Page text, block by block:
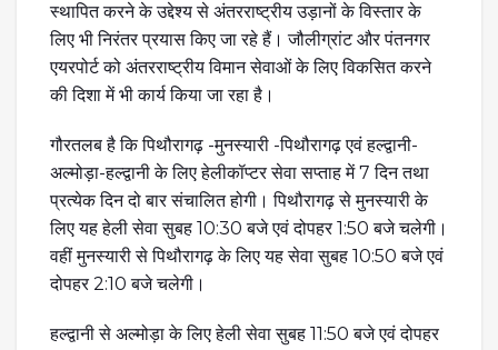
स्थापित करने के उद्देश्य से अंतरराष्ट्रीय उड़ानों के विस्तार के
लिए भी निरंतर प्रयास किए जा रहे हैं। जौलीग्रांट और पंतनगर
एयरपोर्ट को अंतरराष्ट्रीय विमान सेवाओं के लिए विकसित करने
की दिशा में भी कार्य किया जा रहा है।
गौरतलब है कि पिथौरागढ़ -मुनस्यारी -पिथौरागढ़ एवं हल्द्वानी-
अल्मोड़ा-हल्द्वानी के लिए हेलीकॉप्टर सेवा सप्ताह में 7 दिन तथा
प्रत्येक दिन दो बार संचालित होगी। पिथौरागढ़ से मुनस्यारी के
लिए यह हेली सेवा सुबह 10:30 बजे एवं दोपहर 1:50 बजे चलेगी।
वहीं मुनस्यारी से पिथौरागढ़ के लिए यह सेवा सुबह 10:50 बजे एवं
दोपहर 2:10 बजे चलेगी।
हल्द्वानी से अल्मोड़ा के लिए हेली सेवा सुबह 11:50 बजे एवं दोपहर